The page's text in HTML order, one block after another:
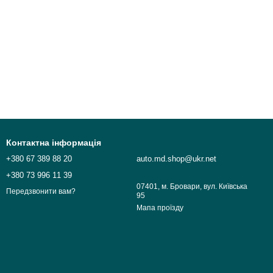
Контактна інформація
+380 67 389 88 20
+380 73 996 11 39
Передзвонити вам?
auto.md.shop@ukr.net
07401, м. Бровари, вул. Київська
95
Мапа проїзду